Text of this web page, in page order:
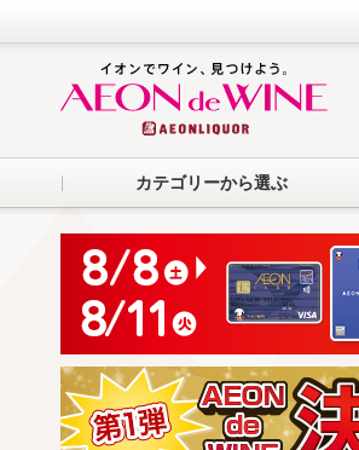
カテゴリーから選ぶ